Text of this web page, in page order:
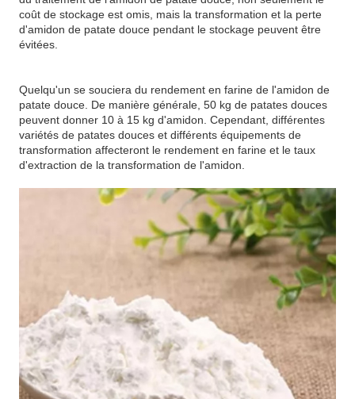
coût de stockage est omis, mais la transformation et la perte
d'amidon de patate douce pendant le stockage peuvent être
évitées.
Quelqu'un se souciera du rendement en farine de l'amidon de
patate douce. De manière générale, 50 kg de patates douces
peuvent donner 10 à 15 kg d'amidon. Cependant, différentes
variétés de patates douces et différents équipements de
transformation affecteront le rendement en farine et le taux
d'extraction de la transformation de l'amidon.